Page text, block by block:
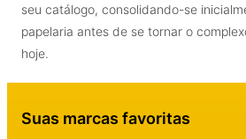
seu catálogo, consolidando-se
papelaria antes de se tornar o
hoje.
Suas marcas favoritas